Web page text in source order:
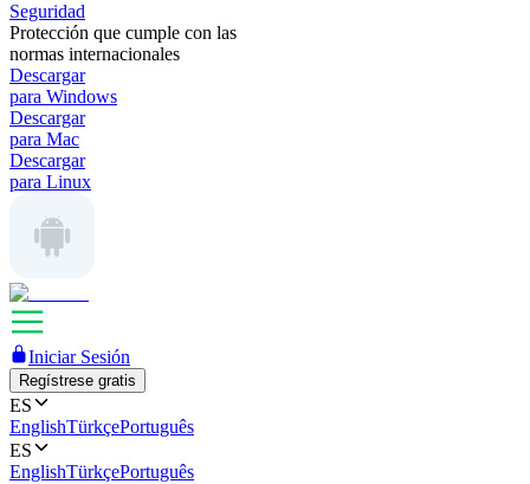
Seguridad
Protección que cumple con las
normas internacionales
Descargar
para Windows
Descargar
para Mac
Descargar
para Linux
Iniciar Sesión
Regístrese gratis
ES
EnglishTürkçePortuguês
ES
EnglishTürkçePortuguês